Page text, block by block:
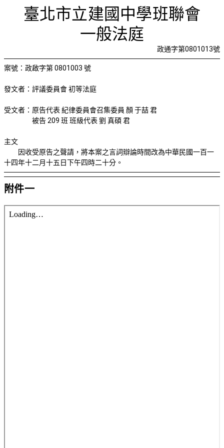
檢視法令 檢視公文 評委文書關於與使用條款
更改紀
臺北市立建國中學班聯會
一般法庭
政通字第0801013號
案號：政啟字第 0801003 號
發文者：評議委員會 初等法庭
受文者：原告代表 紀律委員會召集委員 顏 于喆 君
被告 209 班 班級代表 劉 真碩 君
主文
因收受原告之聲請，將本案之言詞辯論時間改為中華民國一百一
十四年十二月十五日下午四時二十分。
附件一